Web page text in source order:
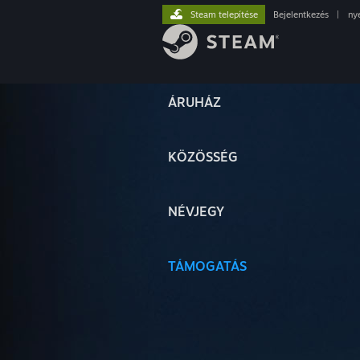
ÁRUHÁZ
KÖZÖSSÉG
NÉVJEGY
TÁMOGATÁS
Steam telepítése Bejelentkezés